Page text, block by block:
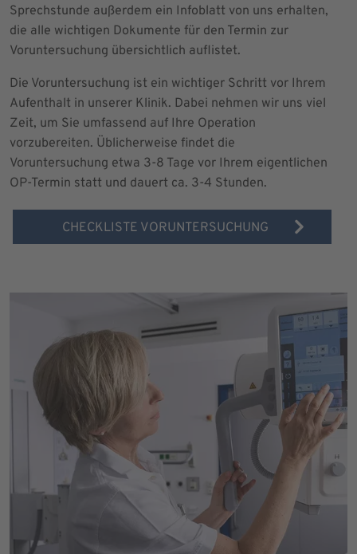
Sprechstunde außerdem ein Infoblatt von uns erhalten,
die alle wichtigen Dokumente für den Termin zur
Voruntersuchung übersichtlich auflistet.
Die Voruntersuchung ist ein wichtiger Schritt vor Ihrem
Aufenthalt in unserer Klinik. Dabei nehmen wir uns viel
Zeit, um Sie umfassend auf Ihre Operation
vorzubereiten. Üblicherweise findet die
Voruntersuchung etwa 3-8 Tage vor Ihrem eigentlichen
OP-Termin statt und dauert ca. 3-4 Stunden.
CHECKLISTE VORUNTERSUCHUNG